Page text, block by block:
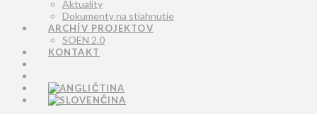
Aktuality
Dokumenty na stiahnutie
ARCHÍV PROJEKTOV
SOEN 2.0
KONTAKT